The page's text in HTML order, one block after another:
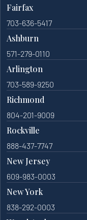
Fairfax
703-636-5417
Ashburn
571-279-0110
Arlington
703-589-9250
Richmond
804-201-9009
Rockville
888-437-7747
New Jersey
609-983-0003
New York
838-292-0003